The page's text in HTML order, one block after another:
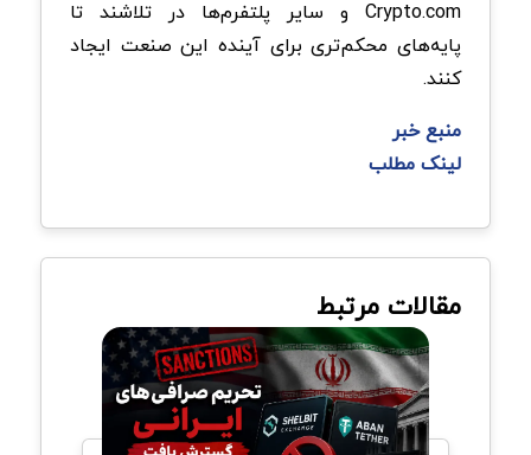
Crypto.com و سایر پلتفرم‌ها در تلاشند تا
پایه‌های محکم‌تری برای آینده این صنعت ایجاد
کنند.
منبع خبر
لینک مطلب
مقالات مرتبط